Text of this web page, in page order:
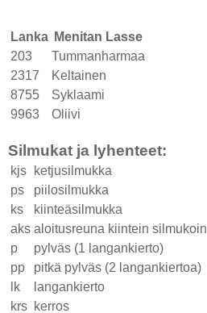
Lanka Menitan Lasse
203
Tummanharmaa
2317
Keltainen
8755
Syklaami
9963
Oliivi
Silmukat ja lyhenteet:
kjs
ketjusilmukka
ps
piilosilmukka
ks
kiinteäsilmukka
aks aloitusreuna kiintein silmukoin
p
pylväs (1 langankierto)
pp
pitkä pylväs (2 langankiertoa)
lk
langankierto
krs kerros